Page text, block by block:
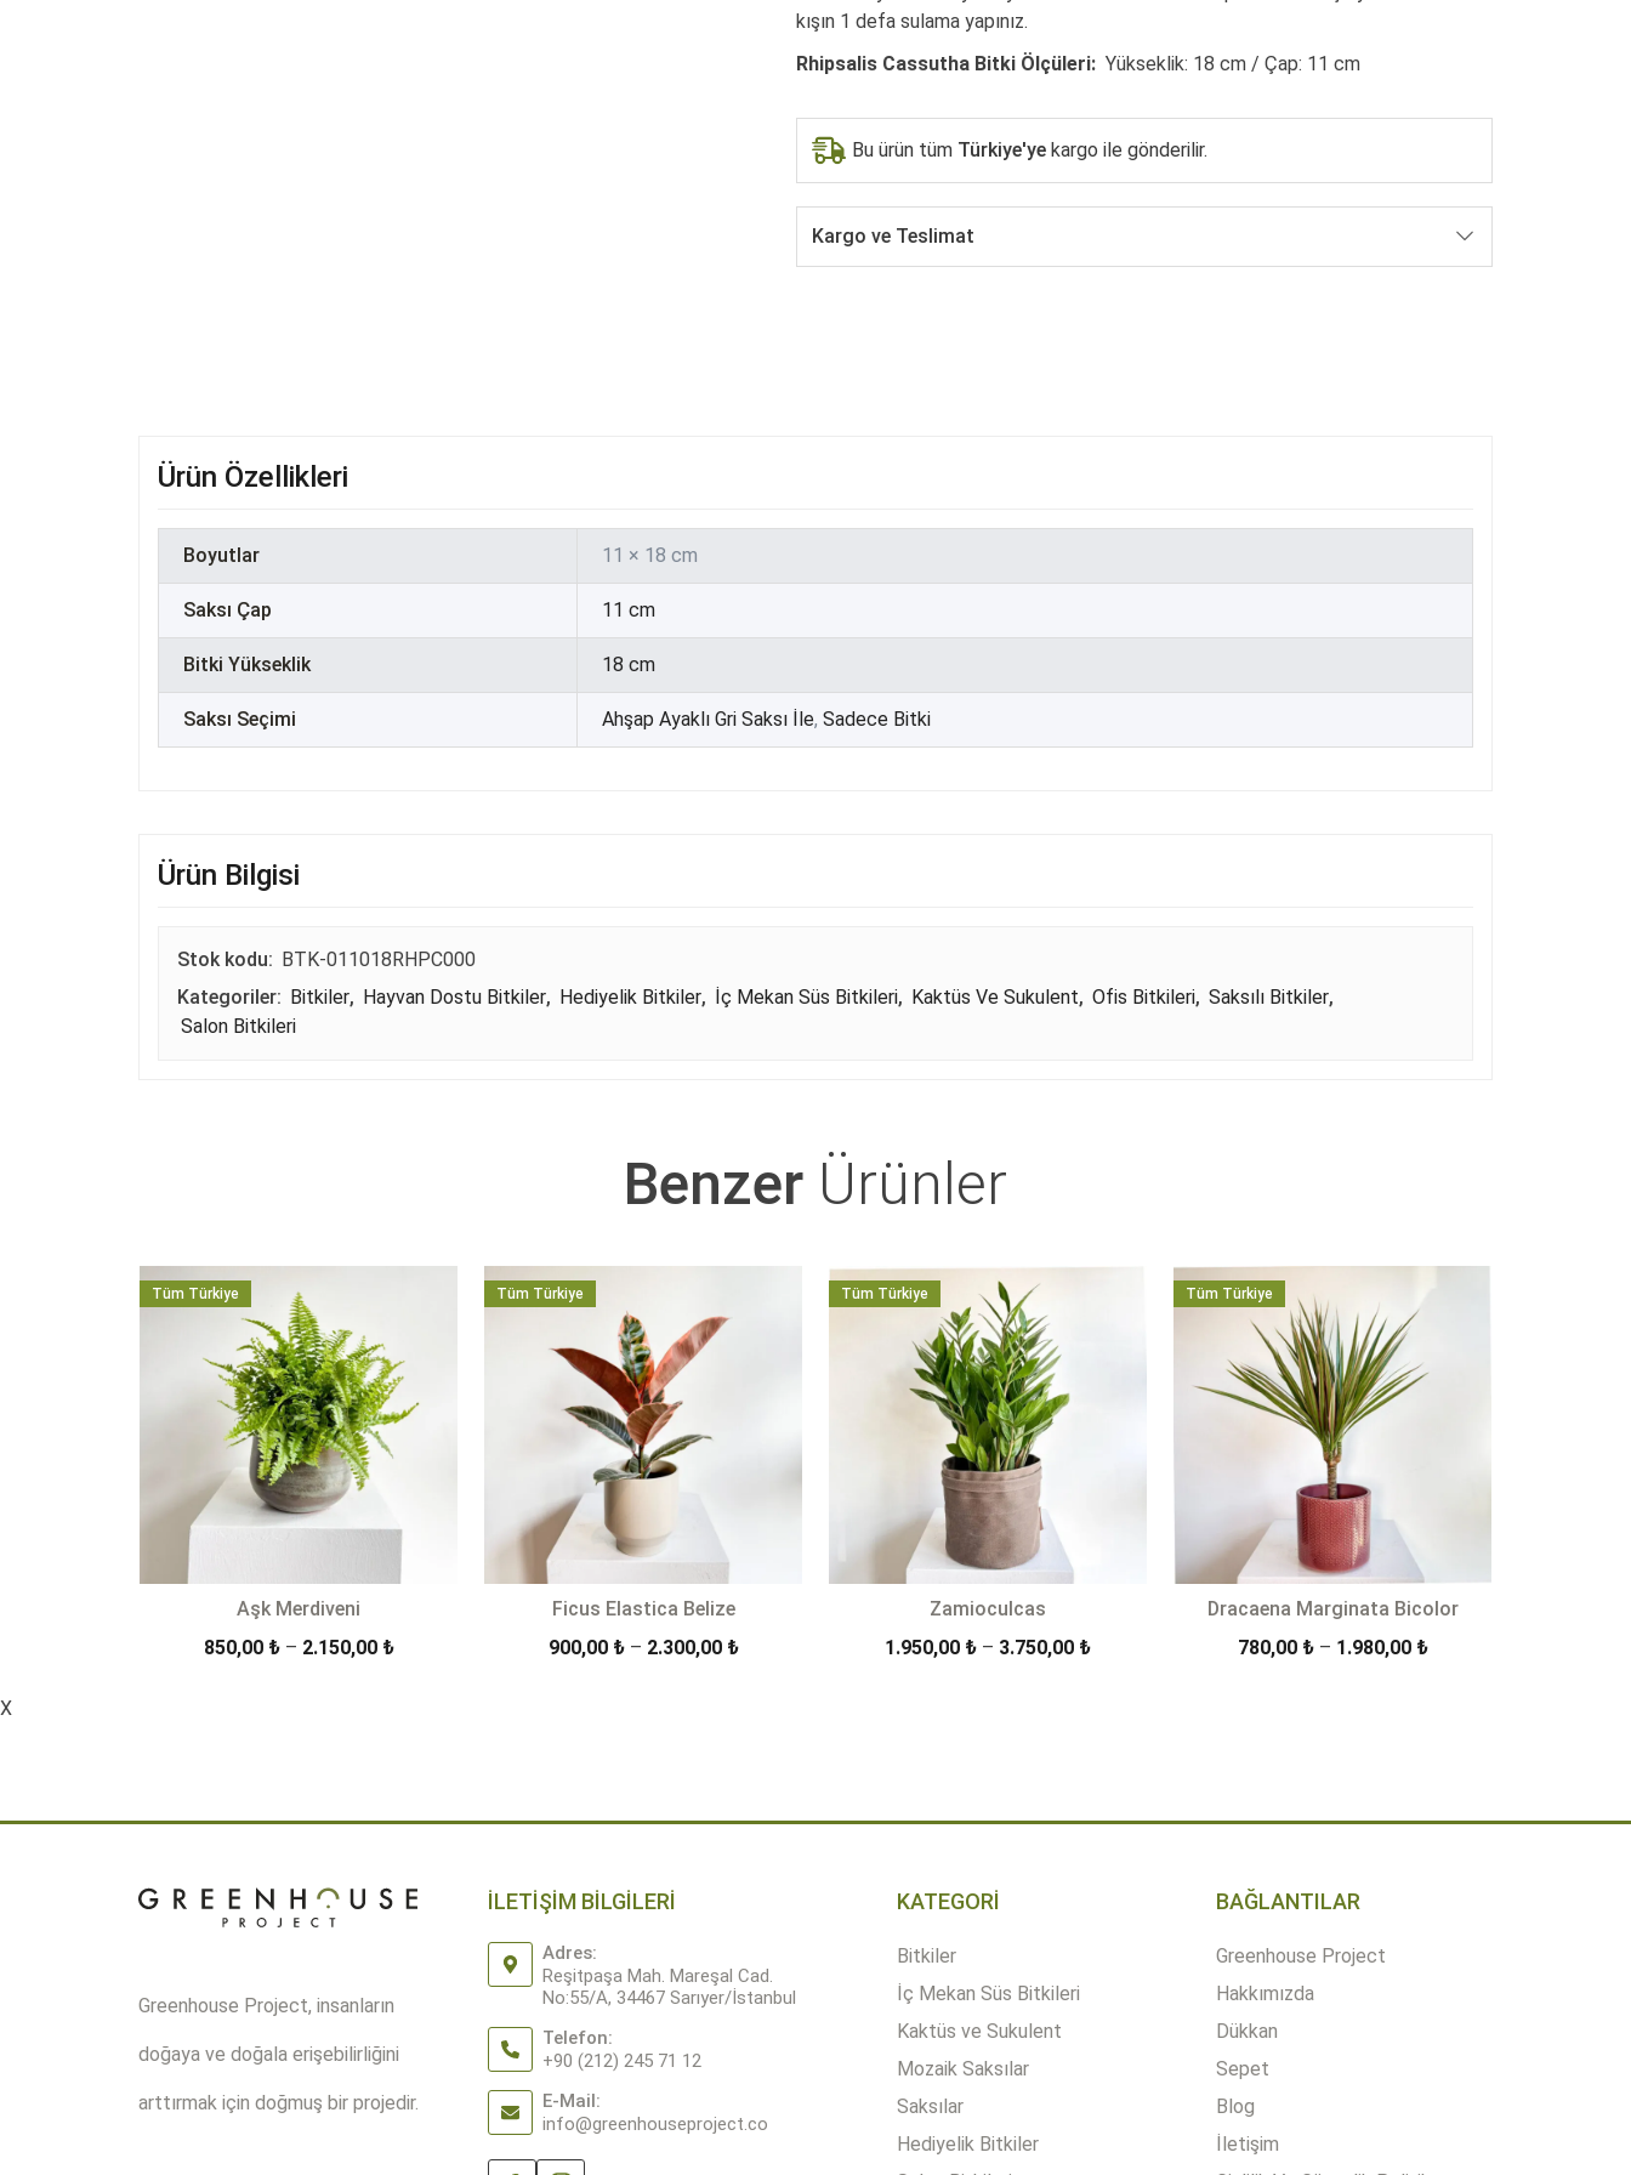
kışın 1 defa sulama yapınız.
Rhipsalis Cassutha Bitki Ölçüleri: Yükseklik: 18 cm / Çap: 11 cm
Bu ürün tüm Türkiye'ye kargo ile gönderilir.
Kargo ve Teslimat
Ürün Özellikleri
Boyutlar 11 × 18 cm
Saksı Çap 11 cm
Bitki Yükseklik 18 cm
Saksı Seçimi Ahşap Ayaklı Gri Saksı İle, Sadece Bitki
Ürün Bilgisi
Stok kodu: BTK-011018RHPC000
Kategoriler: Bitkiler, Hayvan Dostu Bitkiler, Hediyelik Bitkiler, İç Mekan Süs Bitkileri, Kaktüs Ve Sukulent, Ofis Bitkileri, Saksılı Bitkiler,
Salon Bitkileri
Benzer Ürünler
Tüm Türkiye
Aşk Merdiveni
850,00 ₺ – 2.150,00 ₺Fiyat
Tüm Türkiye
Ficus Elastica Belize
900,00 ₺ – 2.300,00 ₺Fiyat
Tüm Türkiye
Zamioculcas
1.950,00 ₺ – 3.750,00 ₺Fiyat
Tüm Türkiye
Dracaena Marginata Bicolor
780,00 ₺ – 1.980,00 ₺Fiyat
X
Greenhouse Project, insanların
doğaya ve doğala erişebilirliğini
arttırmak için doğmuş bir projedir.
İLETİŞİM BİLGİLERİ
Adres:
Reşitpaşa Mah. Mareşal Cad.
No:55/A, 34467 Sarıyer/İstanbul
Telefon:
+90 (212) 245 71 12
E-Mail:
info@greenhouseproject.co
KATEGORİ
Bitkiler
İç Mekan Süs Bitkileri
Kaktüs ve Sukulent
Mozaik Saksılar
Saksılar
Hediyelik Bitkiler
BAĞLANTILAR
Greenhouse Project
Hakkımızda
Dükkan
Sepet
Blog
İletişim